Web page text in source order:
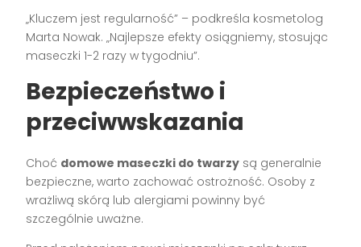
„Kluczem jest regularność” – podkreśla kosmetolog
Marta Nowak. „Najlepsze efekty osiągniemy, stosując
maseczki 1-2 razy w tygodniu”.
Bezpieczeństwo i
przeciwwskazania
Choć domowe maseczki do twarzy są generalnie
bezpieczne, warto zachować ostrożność. Osoby z
wrażliwą skórą lub alergiami powinny być
szczególnie uważne.